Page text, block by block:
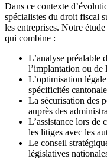
Dans ce contexte
spécialistes du droit fiscal
les entreprises. Notre
qui combine :
L’analyse préalable
l’implantation ou de
L’optimisation
spécificités
La sécurisation des
auprès des
L’assistance lors de
les litiges avec les
Le conseil
législatives